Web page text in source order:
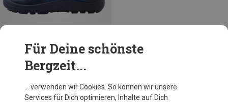
Du sparst 18%
Für Deine schönste
Bergzeit...
… verwenden wir Cookies. So können wir unsere
Services für Dich optimieren, Inhalte auf Dich